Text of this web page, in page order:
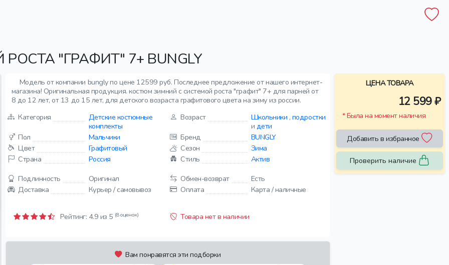
"ГРАФИТ" 7+ BUNGLY
Модель от компании bungly по цене 12599 руб. Последнее предложение от нашего интернет-
магазина! Оригинальная продукция. костюм зимний с системой роста "графит" 7+ для парней от
8 до 12 лет, от 13 до 15 лет, для детского возраста графитового цвета на зиму из россии.
Категория
Детские костюмные
комплекты
Возраст Школьники , подростки
и дети
Пол
Мальчики Бренд
BUNGLY
Цвет
Графитовый Сезон
Зима
Страна
Россия Стиль
Актив
Подлинность
Оригинал Обмен-возврат
Есть
Доставка
Курьер / самовывоз Оплата Карта / наличные
Рейтинг: 4.9 из 5 (8 оценок) Товара нет в наличии
Вам понравятся эти подборки
ЦЕНА ТОВАРА
12 599 ₽
* Была на момент наличия
Добавить в избранное
Проверить наличие